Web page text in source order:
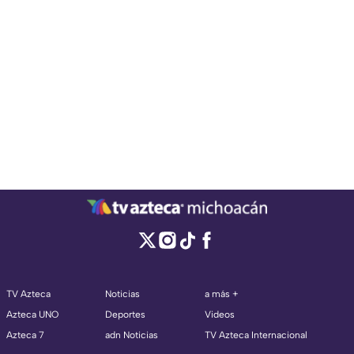
TV Azteca
Azteca UNO
Azteca 7
Noticias
Deportes
adn Noticias
a más +
Videos
TV Azteca Internacional